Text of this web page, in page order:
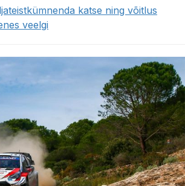
katse ning võitlus
veelgi